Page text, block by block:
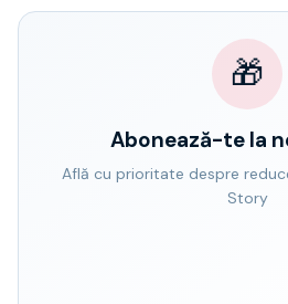
🎁
Abonează-te la
Află cu prioritate despre
Story